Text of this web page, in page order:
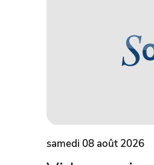
samedi 08 août 2026